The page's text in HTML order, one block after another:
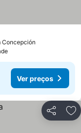
Concepción
Ver preços
Partilhar